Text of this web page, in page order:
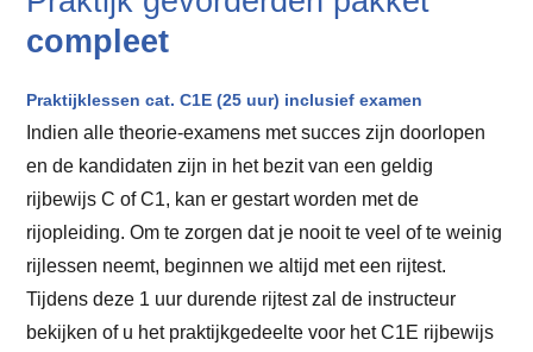
compleet
Praktijklessen cat. C1E (25 uur) inclusief examen
Indien alle theorie-examens met succes zijn doorlopen
en de kandidaten zijn in het bezit van een geldig
rijbewijs C of C1, kan er gestart worden met de
rijopleiding. Om te zorgen dat je nooit te veel of te weinig
rijlessen neemt, beginnen we altijd met een rijtest.
Tijdens deze 1 uur durende rijtest zal de instructeur
bekijken of u het praktijkgedeelte voor het C1E rijbewijs